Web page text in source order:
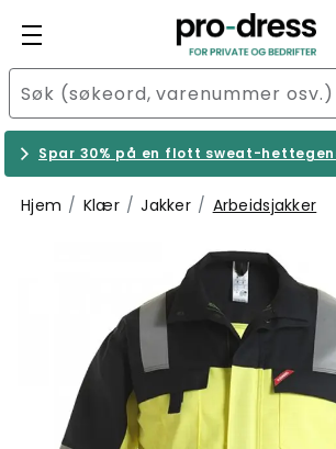
Spar 30% på en flott sweat-
Hjem Klær Jakker Arbeidsjakker